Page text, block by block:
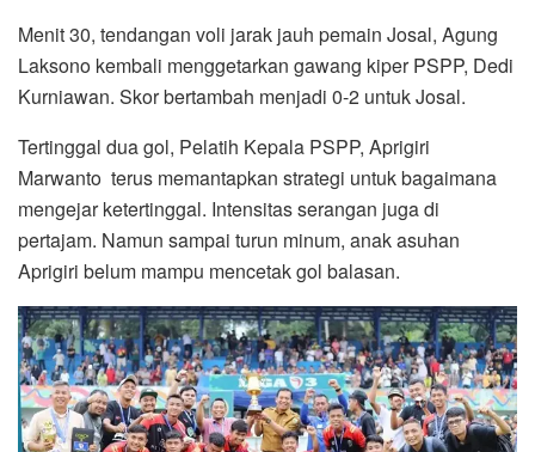
Menit 30, tendangan voli jarak jauh pemain Josal, Agung
Laksono kembali menggetarkan gawang kiper PSPP, Dedi
Kurniawan. Skor bertambah menjadi 0-2 untuk Josal.
Tertinggal dua gol, Pelatih Kepala PSPP, Aprigiri
Marwanto terus memantapkan strategi untuk bagaimana
mengejar ketertinggal. Intensitas serangan juga di
pertajam. Namun sampai turun minum, anak asuhan
Aprigiri belum mampu mencetak gol balasan.